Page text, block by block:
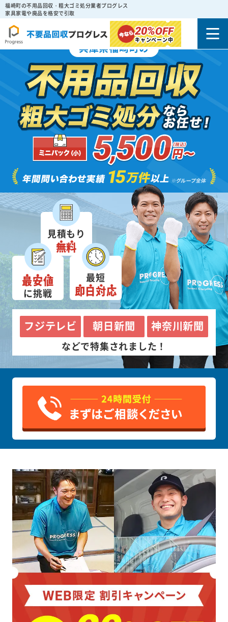
福崎町の不用品回収・粗大ゴミ処分業者プログレス
家具家電や廃品を格安で引取
20%OFF
キャンペーン中
兵庫県福崎町の
見積もり
無料
最安値
に挑戦
最短
即日対応
フジテレビ 朝日新聞 神奈川新聞
などで特集されました！